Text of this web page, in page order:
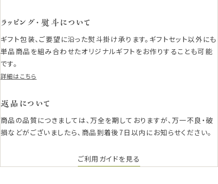
ラッピング・熨斗について
ギフト包装、ご要望に沿った熨斗掛け承ります。ギフトセット以外にも
単品商品を組み合わせたオリジナルギフトをお作りすることも可能
です。
詳細はこちら
返品について
商品の品質につきましては、万全を期しておりますが、万一不良・破
損などがございましたら、商品到着後7日以内にお知らせください。
ご利用ガイドを見る